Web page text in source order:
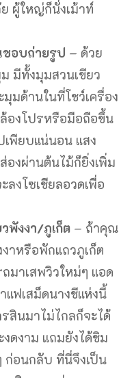
ผู้ใหญ่ก็นั่งเม้าท์
ชอบถ่ายรูป – ด้วย
มีทั้งมุมสวนเขียว
มด้านในที่โชว์เครื่อง
องโปรหรือมือถือขึ้น
พียบแน่นอน แสง
องผ่านต้นไม้ก็ยิ่งเพิ่ม
ลงโซเชียลอวดเพื่อ
พังงา/ภูเก็ต – ถ้าคุณ
าหรือพักแถวภูเก็ต
มาเสพวิวใหม่ๆ แอด
แฟเสม็ดนางชีแห่งนี้
สินมาไม่ไกลก็จะได้
ดงาม แถมยังได้ชิม
ก่อนกลับ ที่นี่จึงเป็น